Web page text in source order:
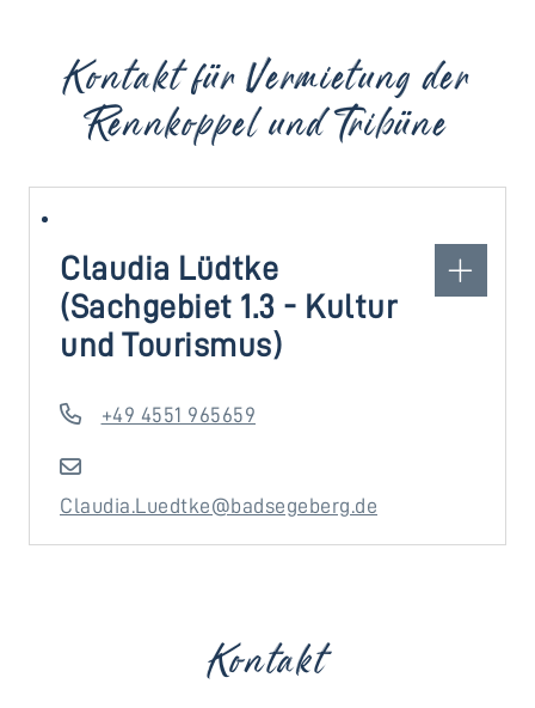
Kontakt für Vermietung der
Rennkoppel und Tribüne
Claudia Lüdtke
(Sachgebiet 1.3 - Kultur
und Tourismus)
+49 4551 965659
Claudia.Luedtke@badsegeberg.de
Kontakt